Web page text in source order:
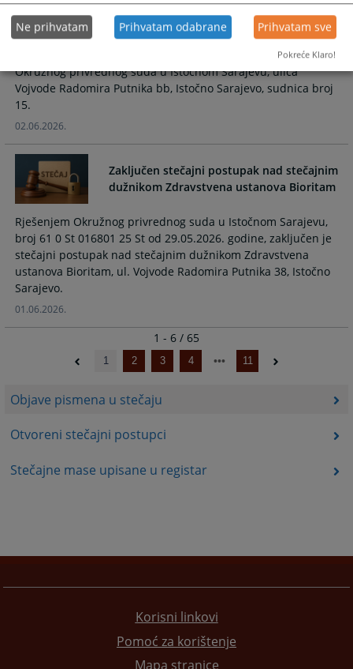
Objave pismena u stečaju
Otvoreni stečajni postupci
Stečajne mase upisane u registar
d.o.o. Sokolac
Zakazuje se skupština povjerilaca za dan PETAK 03.07.2026.
godine u 11:00 sati koje će se održati u prostorijama
Okružnog privrednog suda u Istočnom Sarajevu, ulica
Vojvode Radomira Putnika bb, Istočno Sarajevo, sudnica broj
15.
02.06.2026.
Zaključen stečajni postupak nad stečajnim
dužnikom Zdravstvena ustanova Bioritam
Rješenjem Okružnog privrednog suda u Istočnom Sarajevu,
broj 61 0 St 016801 25 St od 29.05.2026. godine, zaključen je
stečajni postupak nad stečajnim dužnikom Zdravstvena
ustanova Bioritam, ul. Vojvode Radomira Putnika 38, Istočno
Sarajevo.
01.06.2026.
1 - 6 / 65
1 2 3 4 11
Korisni linkovi
Pomoć za korištenje
Mapa stranice
Ne prihvatam Prihvatam odabrane Prihvatam sve
Pokreće Klaro!